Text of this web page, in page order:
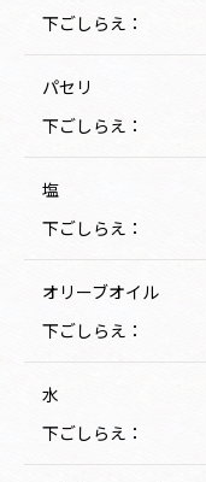
下ごしらえ：
パセリ
下ごしらえ：
塩
下ごしらえ：
オリーブオイル
下ごしらえ：
水
下ごしらえ：